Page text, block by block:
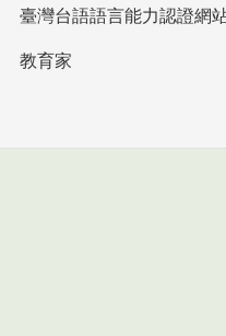
臺灣台語語言能力認證網
教育家